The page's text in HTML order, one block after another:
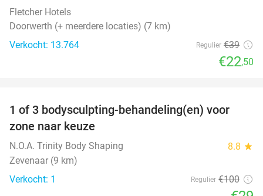
Fletcher Hotels
Doorwerth (+ meerdere locaties) (7 km)
Verkocht: 13.764
Regulier €39
€22,50
71%
TODAY
1 of 3 bodysculpting-behandeling(en) voor
zone naar keuze
N.O.A. Trinity Body Shaping 8.8 star
Zevenaar (9 km)
Verkocht: 1
Regulier €100